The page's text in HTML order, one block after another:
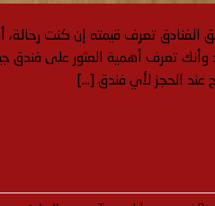
الفنادق تعرف قيمته إن كنت
وأنك تعرف أهمية العثور على فندق
عند الحجز لأي فندق […]